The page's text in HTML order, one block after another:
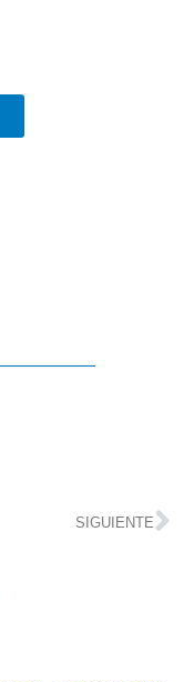
SIGUIENTE